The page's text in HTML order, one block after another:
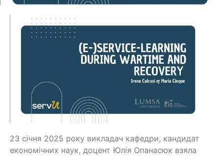
23 січня 2025 року викладач кафедри, кандидат
економічних наук, доцент Юлія Опанасюк взяла